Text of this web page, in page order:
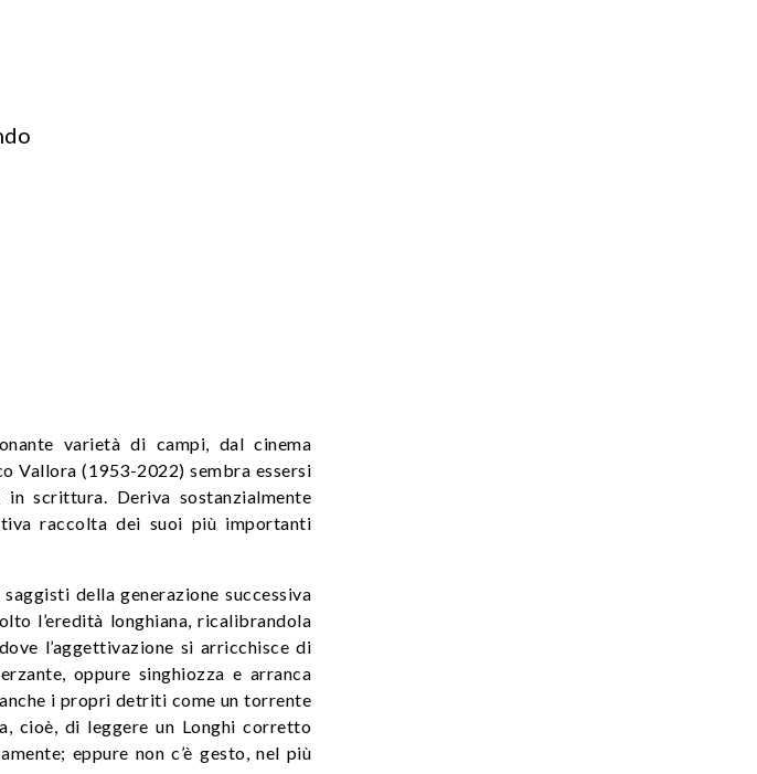
varietà di campi, dal cinema
Vallora (1953-2022) sembra essersi
scrittura. Deriva sostanzialmente
raccolta dei suoi più importanti
della generazione successiva
l’eredità longhiana, ricalibrandola
l’aggettivazione si arricchisce di
oppure singhiozza e arranca
i propri detriti come un torrente
cioè, di leggere un Longhi corretto
eppure non c’è gesto, nel più